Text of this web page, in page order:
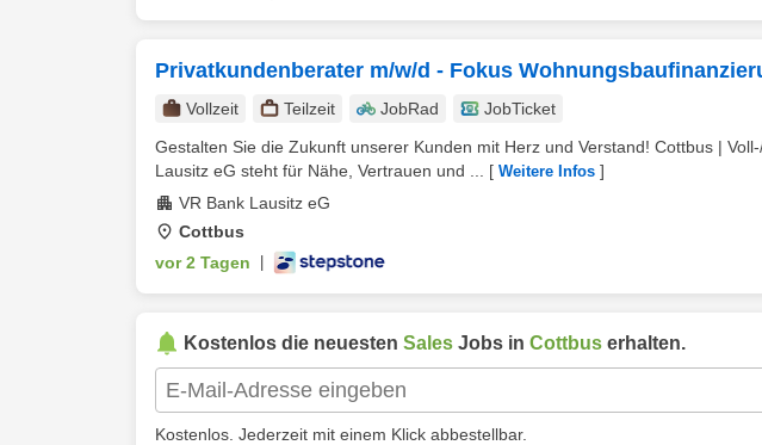
Privatkundenberater m/w/d - Fokus
Vollzeit Teilzeit JobRad
JobTicket
Gestalten Sie die Zukunft unserer Kunden mit Herz und Verstand! Cottbus |
Lausitz eG steht für Nähe, Vertrauen und ...
[ Weitere Infos ]
VR Bank Lausitz eG
Cottbus
vor 2 Tagen
Kostenlos die neuesten Sales Jobs in Cottbus erhalten.
Kostenlos. Jederzeit mit einem Klick abbestellbar.